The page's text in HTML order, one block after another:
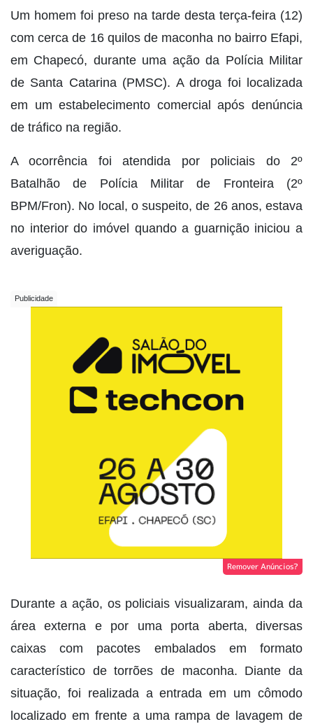
Um homem foi preso na tarde desta terça-feira (12)
com cerca de 16 quilos de maconha no bairro Efapi,
em Chapecó, durante uma ação da Polícia Militar
de Santa Catarina (PMSC). A droga foi localizada
em um estabelecimento comercial após denúncia
de tráfico na região.
A ocorrência foi atendida por policiais do 2º
Batalhão de Polícia Militar de Fronteira (2º
BPM/Fron). No local, o suspeito, de 26 anos, estava
no interior do imóvel quando a guarnição iniciou a
averiguação.
Remover Anúncios?
Durante a ação, os policiais visualizaram, ainda da
área externa e por uma porta aberta, diversas
caixas com pacotes embalados em formato
característico de torrões de maconha. Diante da
situação, foi realizada a entrada em um cômodo
localizado em frente a uma rampa de lavagem de